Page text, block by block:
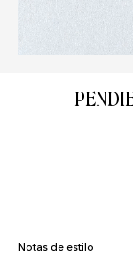
Notas de estilo